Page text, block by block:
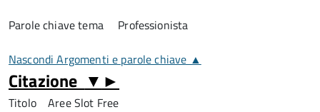
Parole chiave temaProfessionista
Nascondi Argomenti e parole chiave ▲
Citazione ▼ ►
TitoloAree Slot Free